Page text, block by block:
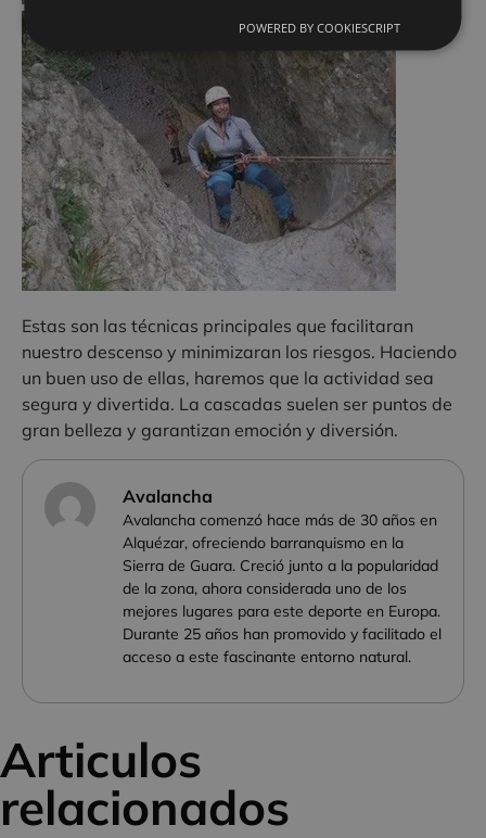
Estas son las técnicas principales que facilitaran
nuestro descenso y minimizaran los riesgos. Haciendo
un buen uso de ellas, haremos que la actividad sea
segura y divertida. La cascadas suelen ser puntos de
gran belleza y garantizan emoción y diversión.
Avalancha
Avalancha comenzó hace más de 30 años en
Alquézar, ofreciendo barranquismo en la
Sierra de Guara. Creció junto a la popularidad
de la zona, ahora considerada uno de los
mejores lugares para este deporte en Europa.
Durante 25 años han promovido y facilitado el
acceso a este fascinante entorno natural.
Articulos
relacionados
POWERED BY COOKIESCRIPT